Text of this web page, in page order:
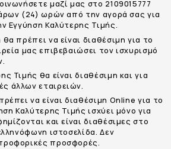
μαζί μας στο 2109015777
(24) ωρών από την αγορά σας για
Εγγύηση Καλύτερης Τιμής.
πρέπει να είναι διαθέσιμη για το
μας επιβεβαιώσει τον ισχυρισμό
Τιμής θα είναι διαθέσιμη και για
άλλων εταιρειών.
να είναι διαθέσιμη Online για το
Καλύτερης Τιμής ισχύει μόνο για
και είναι διαθέσιμες στο
ιστοσελίδα. Δεν
προσφορές.